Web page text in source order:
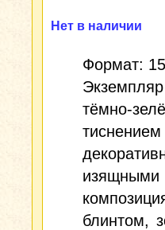
Нет в наличии
Формат:
тёмно-
блинтом,